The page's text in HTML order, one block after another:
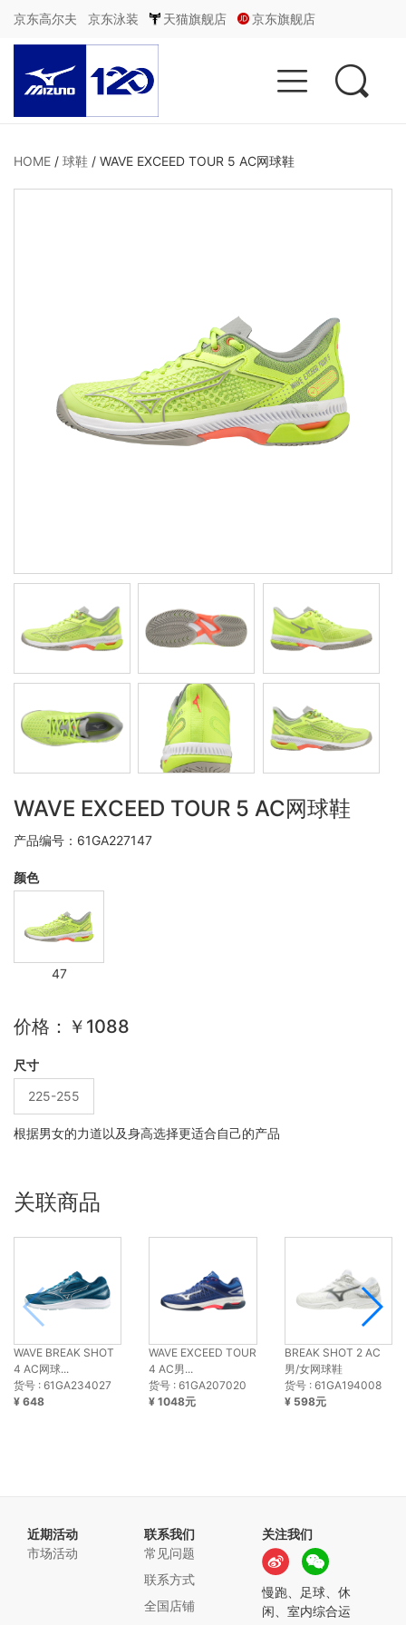
京东高尔夫 京东泳装 天猫旗舰店 京东旗舰店
 
HOME / 球鞋 / WAVE EXCEED TOUR 5 AC网球鞋
WAVE EXCEED TOUR 5 AC网球鞋
产品编号：61GA227147
颜色
47
价格：￥1088
尺寸
225-255
根据男女的力道以及身高选择更适合自己的产品
关联商品
WAVE BREAK SHOT
4 AC网球...
货号 : 61GA234027
¥ 648
WAVE EXCEED TOUR
4 AC男...
货号 : 61GA207020
¥ 1048元
BREAK SHOT 2 AC
男/女网球鞋
货号 : 61GA194008
¥ 598元
近期活动
市场活动
联系我们
常见问题
联系方式
全国店铺
关注我们
慢跑、足球、休
闲、室内综合运